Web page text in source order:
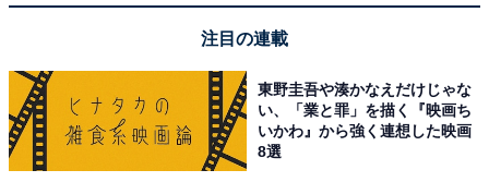
・「美しい」の類語（10）すてき
感覚的に良いと感じるさまで、一般的にそうではなくて
も自分自身が「美しい」と感じたときに使うことができ
ます。
注目の連載
東野圭吾や湊かなえだけじゃな
い、「業と罪」を描く『映画ち
いかわ』から強く連想した映画
8選